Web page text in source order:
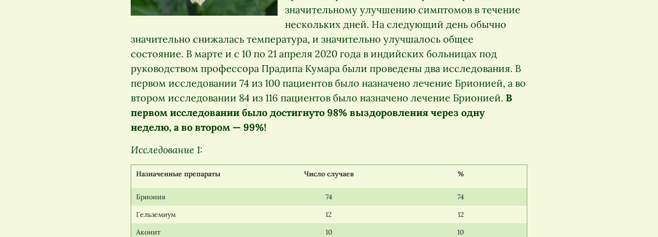
значительному улучшению симптомов в течение
нескольких дней. На следующий день обычно
значительно снижалась температура, и значительно улучшалось общее
состояние. В марте и с 10 по 21 апреля 2020 года в индийских больницах под
руководством профессора Прадипа Кумара были проведены два исследования. В
первом исследовании 74 из 100 пациентов было назначено лечение Брионией, а во
втором исследовании 84 из 116 пациентов было назначено лечение Брионией. В
первом исследовании было достигнуто 98% выздоровления через одну
неделю, а во втором — 99%!
Исследование 1:
Назначенные препараты Число случаев %
Бриония 74
74
Гельземиум
12
12
Аконит
10
10